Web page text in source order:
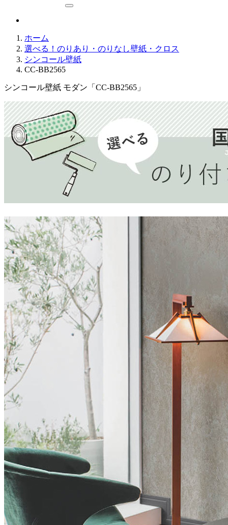
ホーム
選べる！のりあり・のりなし壁紙・クロス
シンコール壁紙
CC-BB2565
シンコール壁紙 モダン「CC-BB2565」